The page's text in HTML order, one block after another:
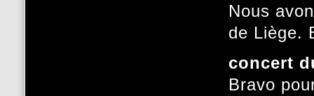
Nous
de Liège.
concert
Bravo